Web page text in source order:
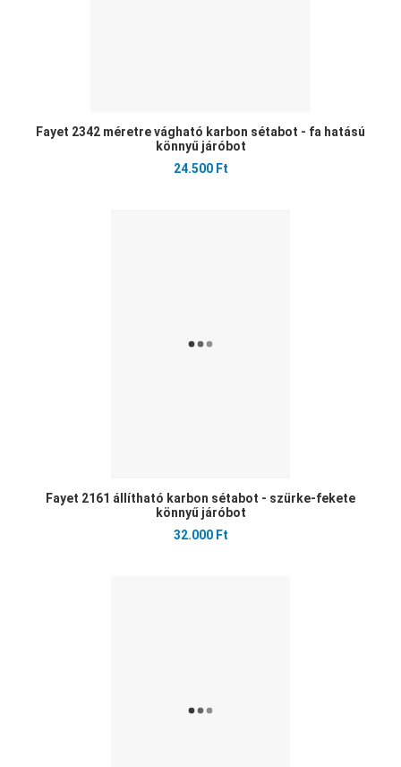
Fayet 2342 méretre vágható karbon sétabot - fa hatású
könnyű járóbot
24.500 Ft
Fayet 2161 állítható karbon sétabot - szürke-fekete
könnyű járóbot
32.000 Ft